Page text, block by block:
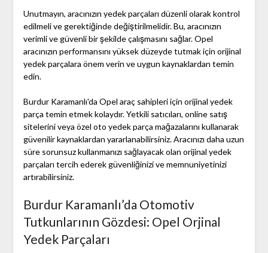
Unutmayın, aracınızın yedek parçaları düzenli olarak kontrol
edilmeli ve gerektiğinde değiştirilmelidir. Bu, aracınızın
verimli ve güvenli bir şekilde çalışmasını sağlar. Opel
aracınızın performansını yüksek düzeyde tutmak için orijinal
yedek parçalara önem verin ve uygun kaynaklardan temin
edin.
Burdur Karamanlı'da Opel araç sahipleri için orijinal yedek
parça temin etmek kolaydır. Yetkili satıcıları, online satış
sitelerini veya özel oto yedek parça mağazalarını kullanarak
güvenilir kaynaklardan yararlanabilirsiniz. Aracınızı daha uzun
süre sorunsuz kullanmanızı sağlayacak olan orijinal yedek
parçaları tercih ederek güvenliğinizi ve memnuniyetinizi
artırabilirsiniz.
Burdur Karamanlı’da Otomotiv
Tutkunlarının Gözdesi: Opel Orjinal
Yedek Parçaları